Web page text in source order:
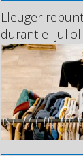
Lleuger
durant el juliol